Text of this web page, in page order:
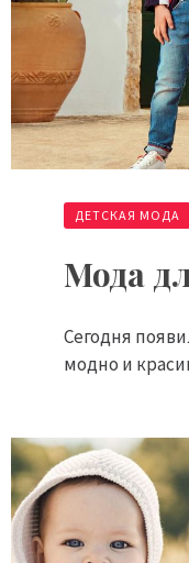
ДЕТСКАЯ МОДА
Мода
Сегодня
модно и